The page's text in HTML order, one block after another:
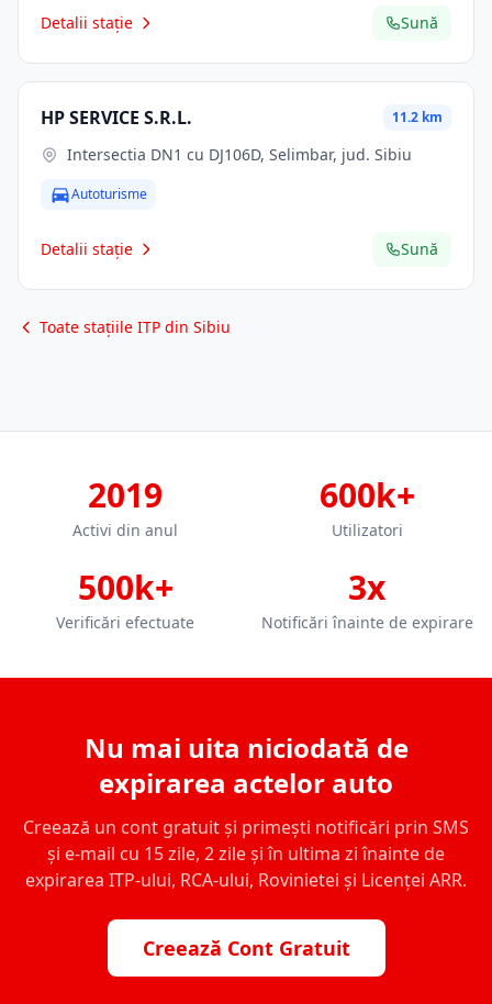
Detalii stație Sună
HP SERVICE S.R.L. 11.2 km
Intersectia DN1 cu DJ106D, Selimbar, jud. Sibiu
Autoturisme
Detalii stație Sună
Toate stațiile ITP din Sibiu
2019
Activi din anul
600k+
Utilizatori
500k+
Verificări efectuate
3x
Notificări înainte de expirare
Nu mai uita niciodată de
expirarea actelor auto
Creează un cont gratuit și primești notificări prin SMS
și e-mail cu 15 zile, 2 zile și în ultima zi înainte de
expirarea ITP-ului, RCA-ului, Rovinietei și Licenței ARR.
Creează Cont Gratuit